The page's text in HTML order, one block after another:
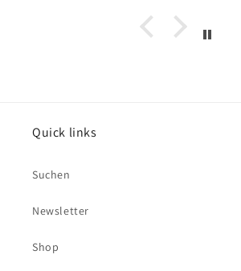
Quick links
Suchen
Newsletter
Shop